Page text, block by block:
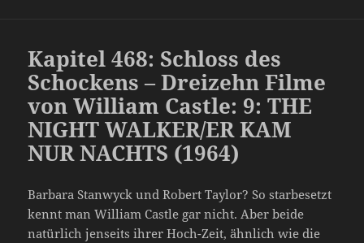
Kapitel 468: Schloss des
Schockens – Dreizehn Filme
von William Castle: 9: THE
NIGHT WALKER/ER KAM
NUR NACHTS (1964)
Barbara Stanwyck und Robert Taylor? So starbesetzt
kennt man William Castle gar nicht. Aber beide
natürlich jenseits ihrer Hoch-Zeit, ähnlich wie die